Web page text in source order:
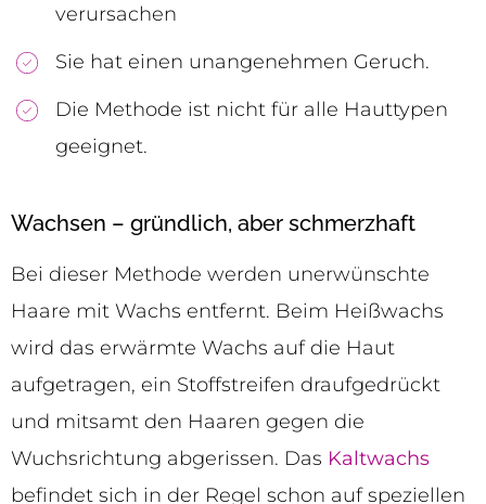
verursachen
Sie hat einen unangenehmen Geruch.
Die Methode ist nicht für alle Hauttypen
geeignet.
Wachsen – gründlich, aber schmerzhaft
Bei dieser Methode werden unerwünschte
Haare mit Wachs entfernt. Beim Heißwachs
wird das erwärmte Wachs auf die Haut
aufgetragen, ein Stoffstreifen draufgedrückt
und mitsamt den Haaren gegen die
Wuchsrichtung abgerissen. Das Kaltwachs
befindet sich in der Regel schon auf speziellen